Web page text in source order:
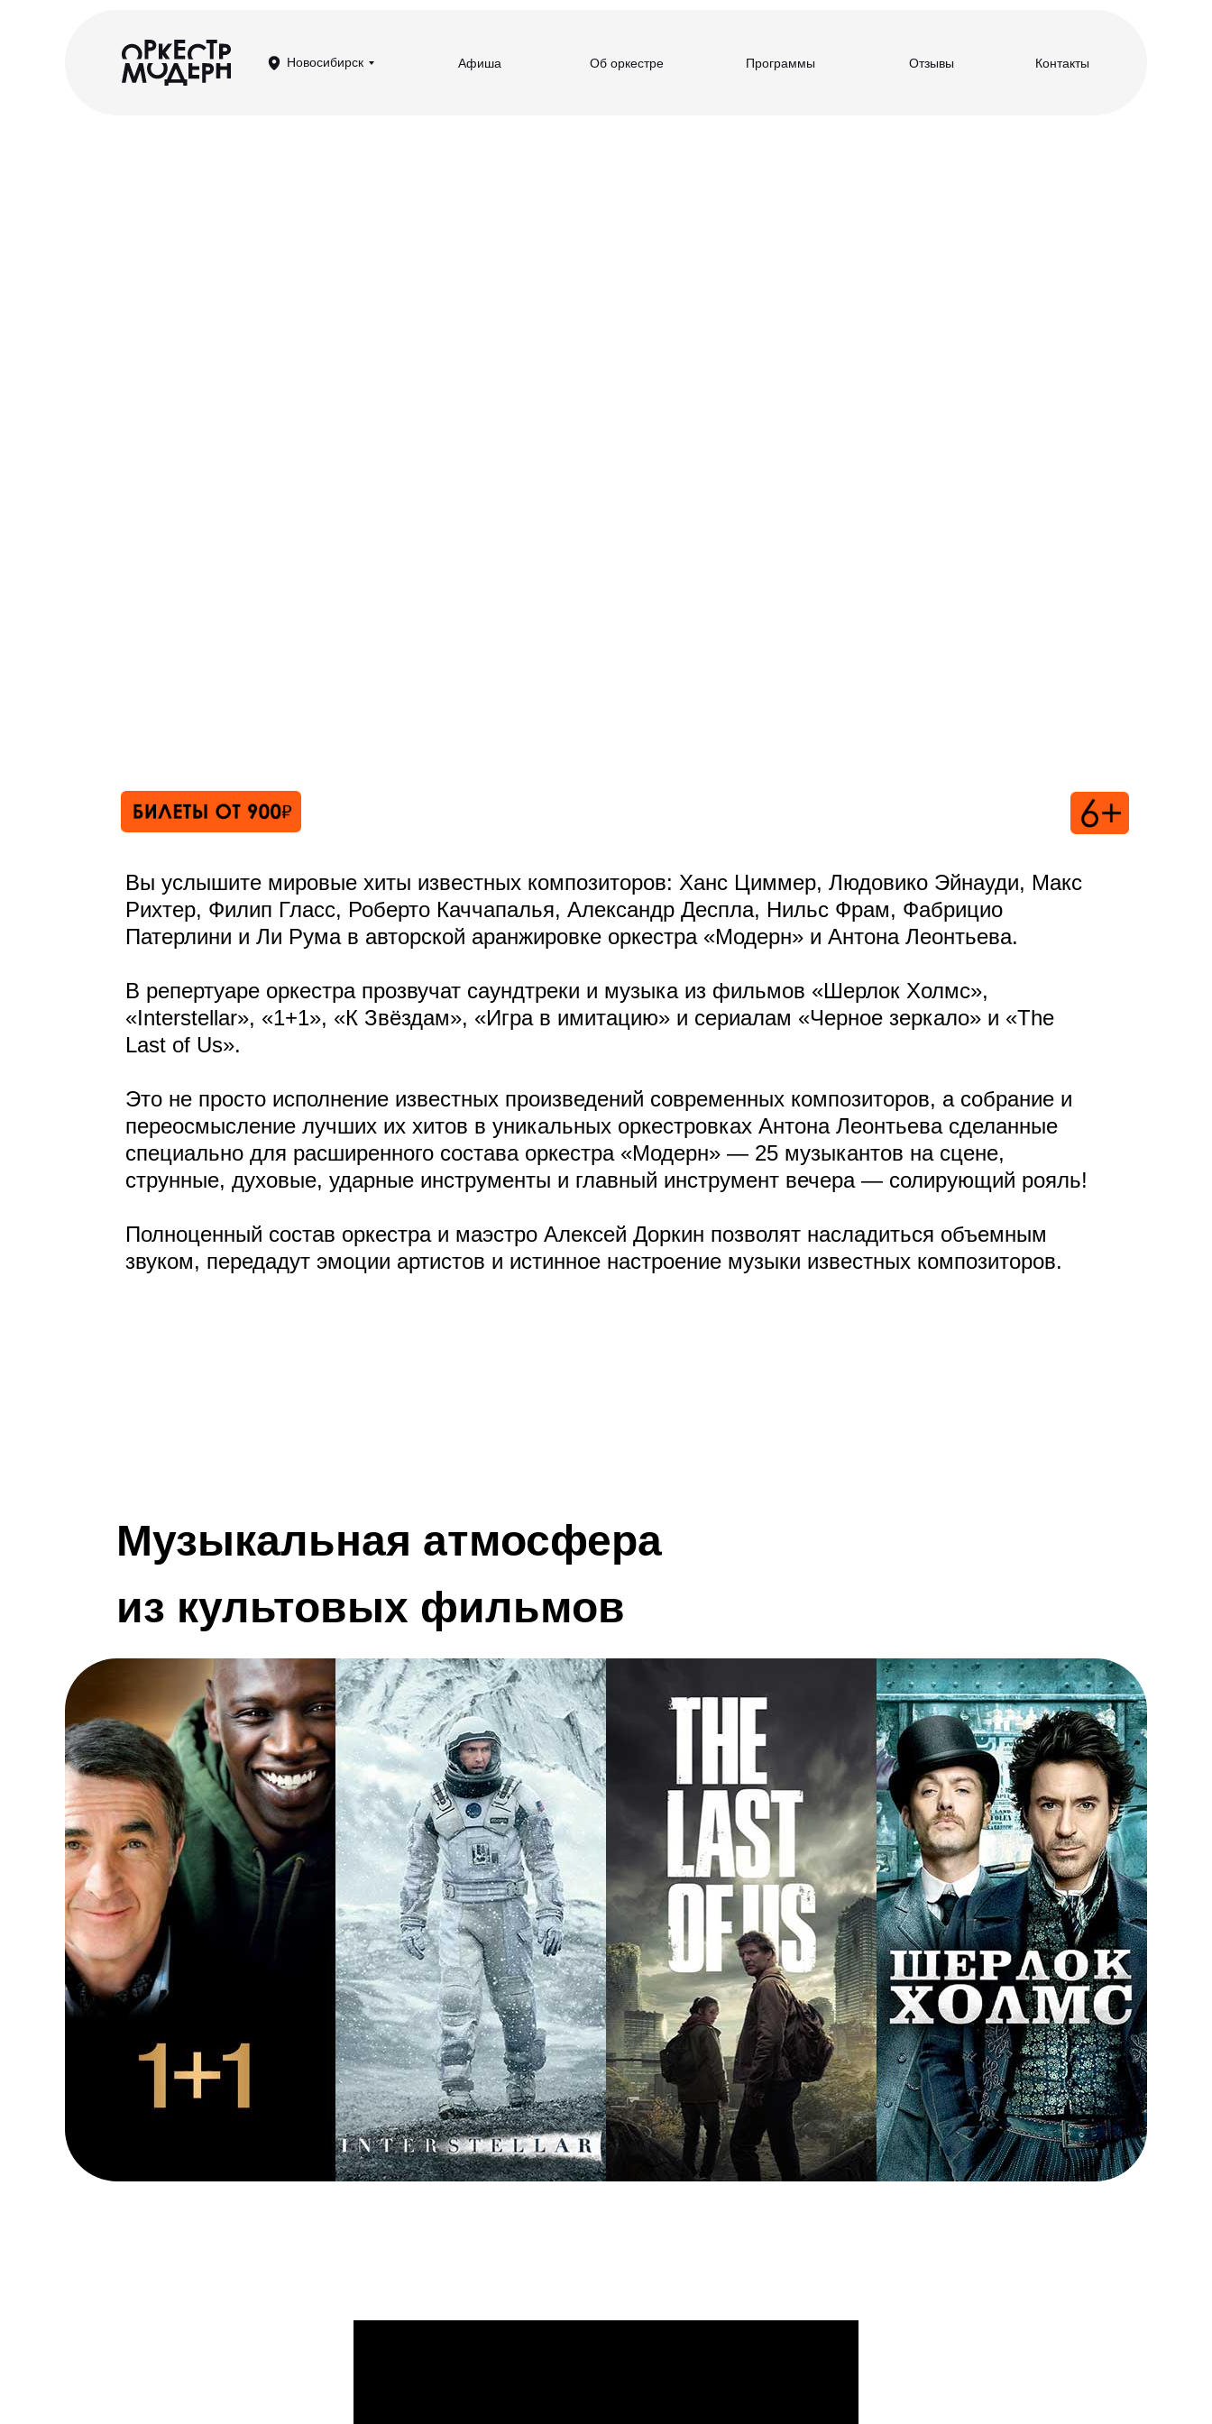
Новосибирск Афиша Об оркестре Контакты
Отзывы
Программы
Вы услышите мировые хиты известных композиторов: Ханс Циммер, Людовико Эйнауди, Макс
Рихтер, Филип Гласс, Роберто Каччапалья, Александр Деспла, Нильс Фрам, Фабрицио
Патерлини и Ли Рума в авторской аранжировке оркестра «Модерн» и Антона Леонтьева.
В репертуаре оркестра прозвучат саундтреки и музыка из фильмов «Шерлок Холмс»,
«Interstellar», «1+1», «К Звёздам», «Игра в имитацию» и сериалам «Черное зеркало» и «The
Last of Us».
Это не просто исполнение известных произведений современных композиторов, а собрание и
переосмысление лучших их хитов в уникальных оркестровках Антона Леонтьева сделанные
специально для расширенного состава оркестра «Модерн» — 25 музыкантов на сцене,
струнные, духовые, ударные инструменты и главный инструмент вечера — солирующий рояль!
Полноценный состав оркестра и маэстро Алексей Доркин позволят насладиться объемным
звуком, передадут эмоции артистов и истинное настроение музыки известных композиторов.
Купить билеты
Музыкальная атмосфера
из культовых фильмов